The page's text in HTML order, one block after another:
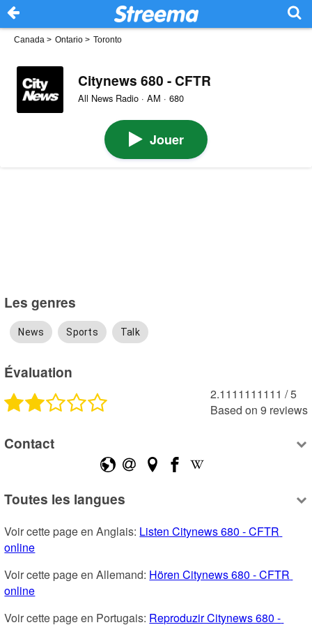
Canada > Ontario > Toronto
Citynews 680 - CFTR
All News Radio · AM · 680
Jouer
Les genres
News Sports Talk
Évaluation
2.1111111111 /5
Based on 9 reviews
Contact
Toutes les langues
Voir cette page en Anglais: Listen Citynews 680 - CFTR
online
Voir cette page en Allemand: Hören Citynews 680 - CFTR
online
Voir cette page en Portugais: Reproduzir Citynews 680 -